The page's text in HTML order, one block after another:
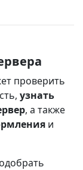
проверить
узнать
, а также
и